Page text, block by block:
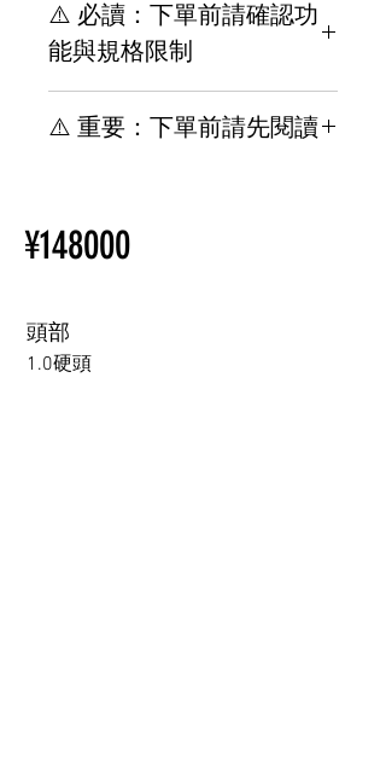
⚠️ 必讀：下單前請確認功
能與規格限制
格與安裝限制
購買情趣娃娃前須知
⚠️ 重要：下單前請先閱讀
其他選配與 TPE 相關，請參閱
以下頁面。
¥148000
頭部
1.0硬頭